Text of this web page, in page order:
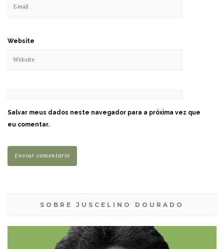
Website
Salvar meus dados neste navegador para a próxima vez que
eu comentar.
SOBRE JUSCELINO DOURADO